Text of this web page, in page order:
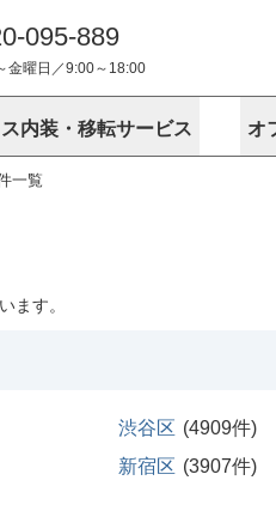
095-889
金曜日／9:00～18:00
川
から探す
地
内装・移転サービス オ
トオフィスが選ばれる理由
約者様インタビュー
ナー様向けサービス
ビルアド
一覧
ます。
渋谷区 (4909件)
新宿区 (3907件)